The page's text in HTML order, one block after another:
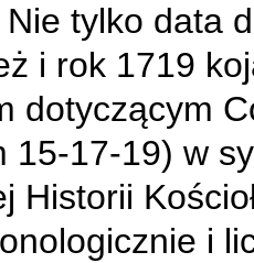
tylko data
i rok 1719
dotyczącym
15-17-19) w
Historii
i